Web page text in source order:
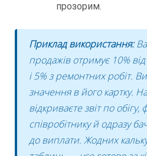
прозорим.
Приклад використання:
продажів отримує 10%
і 5% з ремонтних робіт.
значення в його картку.
відкриваєте звіт по
співробітнику й одразу
до виплати. Жодних